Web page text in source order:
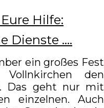
Hilfe:
Dienste ....
ein großes Fest
den
Das geht nur mit
einzelnen. Auch